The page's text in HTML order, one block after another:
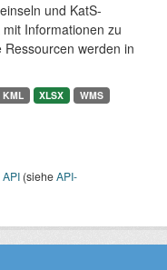
und KatS-
Informationen zu
werden in
KML XLSX
WMS
API (sieheAPI-